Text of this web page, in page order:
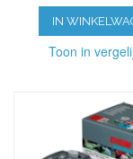
IN
Toon in